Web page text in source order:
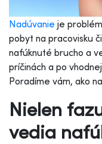
Nadúvanie je
pobyt na pracovisku
nafúknuté brucho a
príčinách a po
Poradíme vám, ako
Nielen
vedia